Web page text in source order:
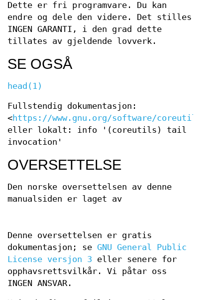
Dette er fri programvare. Du kan
endre og dele den videre. Det stilles
INGEN GARANTI, i den grad dette
tillates av gjeldende lovverk.
SE OGSÅ
head(1)
Fullstendig dokumentasjon:
<https://www.gnu.org/software/coreutils/
eller lokalt: info '(coreutils) tail
invocation'
OVERSETTELSE
Den norske oversettelsen av denne
manualsiden er laget av
Denne oversettelsen er gratis
dokumentasjon; se GNU General Public
License versjon 3 eller senere for
opphavsrettsvilkår. Vi påtar oss
INGEN ANSVAR.